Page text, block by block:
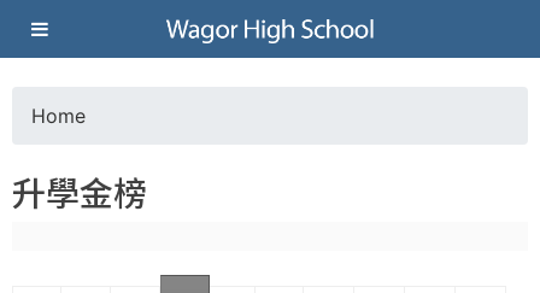
Jump to navigation
葳
格
高
o
Home
升學金榜